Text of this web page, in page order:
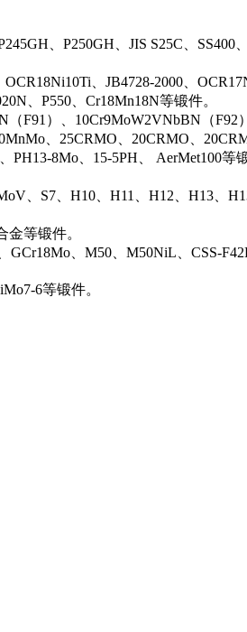
、P250GH、JIS S25C、SS400
、JB4728-2000、
、P550、Cr18Mn18N等锻件。
F91）、10Cr9MoW2VNbBN（F92
、25CRMO、20CRMO、
8Mo、15-5PH、 AerMet100等
、S7、H10、H11、H12、H13、
金等锻件。
、M50、M50NiL、CSS-
6等锻件。